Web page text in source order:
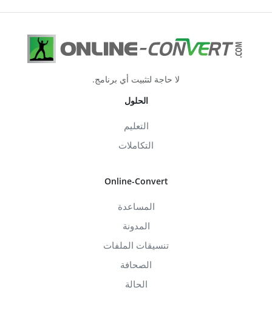
لا حاجة لتثبيت أي برنامج.
الحلول
التعليم
التكاملات
Online-Convert
المساعدة
المدونة
تنسيقات الملفات
الصحافة
الحالة